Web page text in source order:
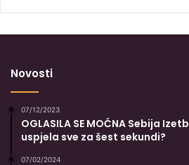
Novosti
07/12/2023
OGLASILA SE MOĆNA Sebija
uspjela sve za šest sekundi?
07/02/2024